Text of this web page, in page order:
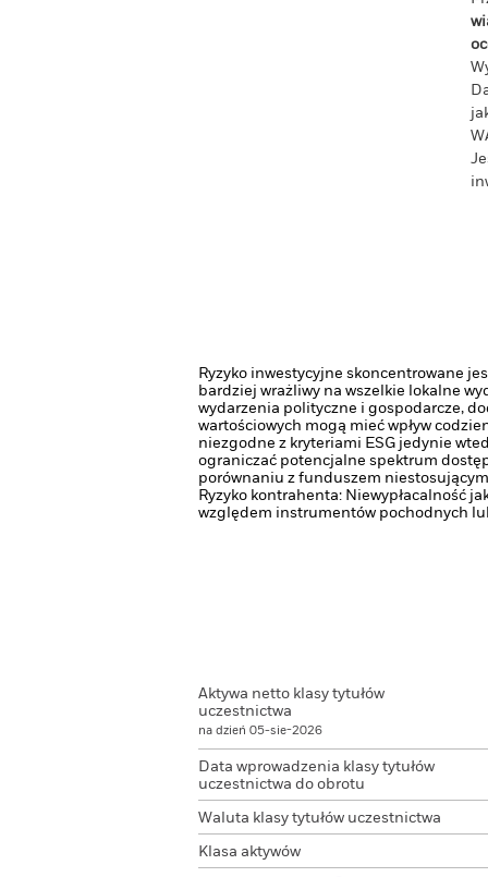
Ryzyko inwestycyjne skoncentrowane
bardziej wrażliwy na wszelkie lokalne
wydarzenia polityczne i gospodarcze,
wartościowych mogą mieć wpływ
niezgodne z kryteriami ESG jedynie
ograniczać potencjalne spektrum
porównaniu z funduszem
Ryzyko kontrahenta: Niewypłacalność
względem instrumentów pochodnych
Aktywa netto klasy tytułów
uczestnictwa
na dzień 05-sie-2026
Data wprowadzenia klasy tytułów
uczestnictwa do obrotu
Waluta klasy tytułów uczestnictwa
Klasa aktywów